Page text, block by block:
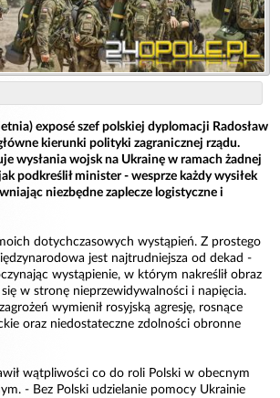
exposé szef polskiej dyplomacji Radosław
kierunki polityki zagranicznej rządu.
wysłania wojsk na Ukrainę w ramach żadnej
podkreślił minister - wesprze każdy wysiłek
niezbędne zaplecze logistyczne i
dotychczasowych wystąpień. Z prostego
jest najtrudniejsza od dekad -
wystąpienie, w którym nakreślił obraz
w stronę nieprzewidywalności i napięcia.
wymienił rosyjską agresję, rosnące
oraz niedostateczne zdolności obronne
wątpliwości co do roli Polski w obecnym
- Bez Polski udzielanie pomocy Ukrainie